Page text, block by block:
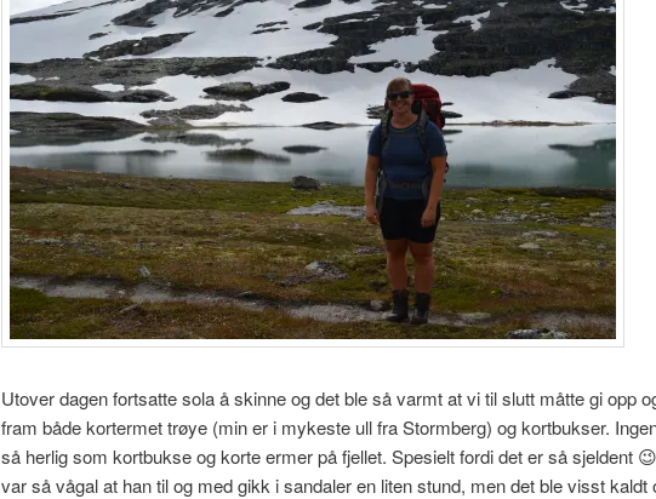
Utover dagen fortsatte sola å skinne og det ble så varmt at vi til slutt måtte gi opp
fram både kortermet trøye (min er i mykeste ull fra Stormberg) og kortbukser.
så herlig som kortbukse og korte ermer på fjellet. Spesielt fordi det er så sjeldent
var så vågal at han til og med gikk i sandaler en liten stund, men det ble visst kaldt